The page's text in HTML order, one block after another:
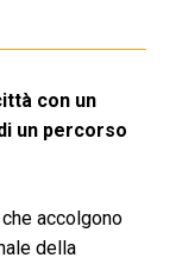
con un
un percorso
accolgono
della